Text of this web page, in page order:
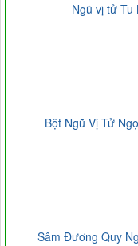
Ngũ vị tử Tu
Bột Ngũ Vị Tử
Sâm Đương Quy